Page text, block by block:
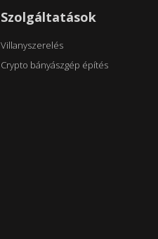
Szolgáltatások
Villanyszerelés
Crypto bányászgép építés